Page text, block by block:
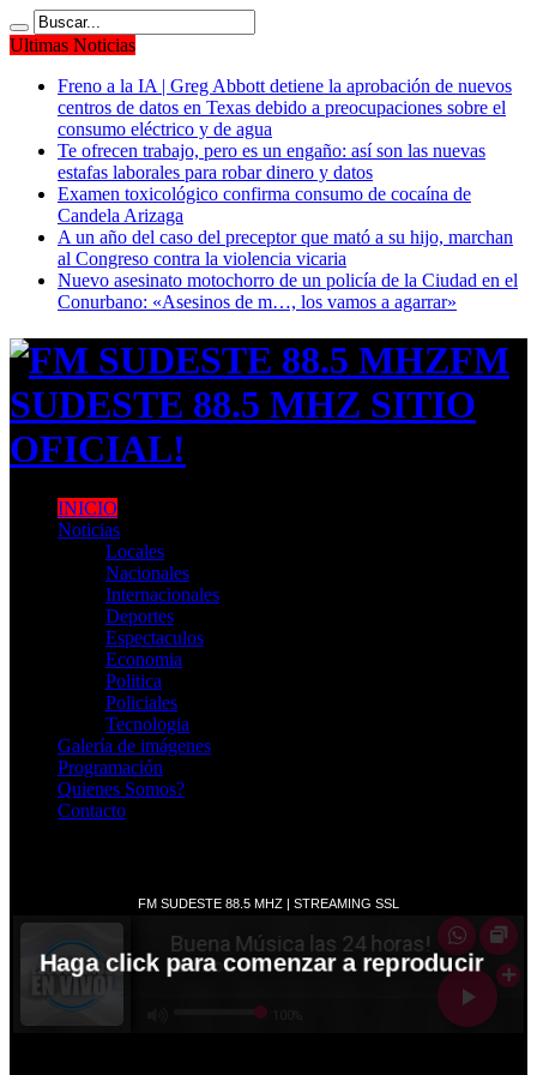
Ultimas Noticias
Freno a la IA | Greg Abbott detiene la aprobación de nuevos
centros de datos en Texas debido a preocupaciones sobre el
consumo eléctrico y de agua
Te ofrecen trabajo, pero es un engaño: así son las nuevas
estafas laborales para robar dinero y datos
Examen toxicológico confirma consumo de cocaína de
Candela Arizaga
A un año del caso del preceptor que mató a su hijo, marchan
al Congreso contra la violencia vicaria
Nuevo asesinato motochorro de un policía de la Ciudad en el
Conurbano: «Asesinos de m…, los vamos a agarrar»
FM
SUDESTE 88.5 MHZ SITIO
OFICIAL!
INICIO
Noticias
Locales
Nacionales
Internacionales
Deportes
Espectaculos
Economia
Politica
Policiales
Tecnologia
Galería de imágenes
Programación
Quienes Somos?
Contacto